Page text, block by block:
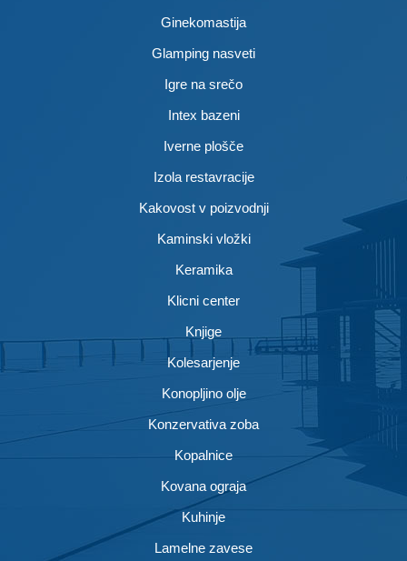
Ginekomastija
Glamping nasveti
Igre na srečo
Intex bazeni
Iverne plošče
Izola restavracije
Kakovost v poizvodnji
Kaminski vložki
Keramika
Klicni center
Knjige
Kolesarjenje
Konopljino olje
Konzervativa zoba
Kopalnice
Kovana ograja
Kuhinje
Lamelne zavese